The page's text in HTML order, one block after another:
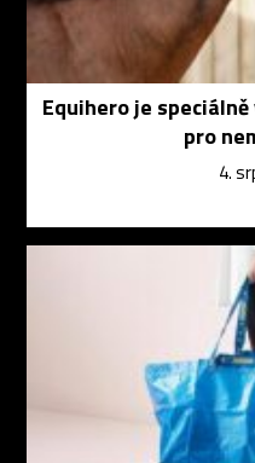
Equihero je
pro
4.